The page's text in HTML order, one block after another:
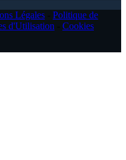
Légales
Politique de
d'Utilisation
Cookies